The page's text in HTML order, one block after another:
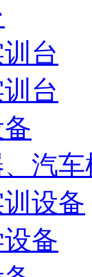
台
台
汽车
设备
备